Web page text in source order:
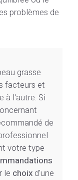
problèmes de
grasse
facteurs et
à l'autre. Si
de
votre type
le choix d'une